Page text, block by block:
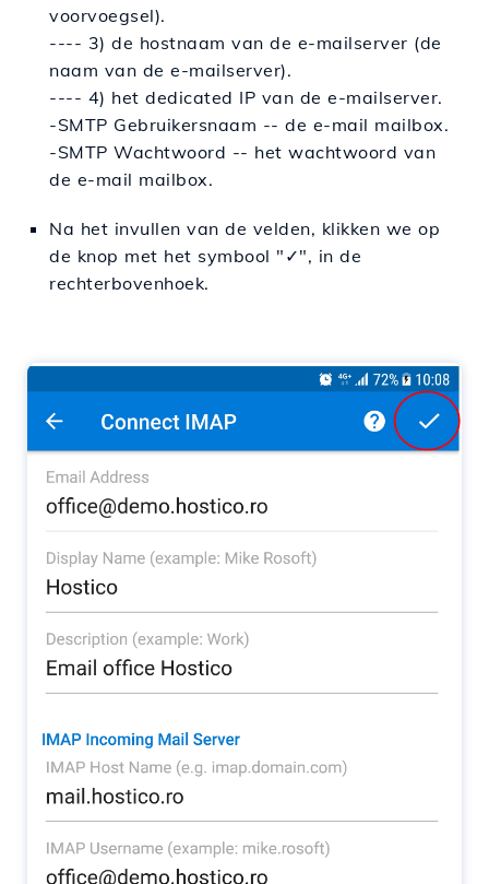
voorvoegsel).
---- 3) de hostnaam van de e-mailserver (de
naam van de e-mailserver).
---- 4) het dedicated IP van de e-mailserver.
-SMTP Gebruikersnaam -- de e-mail mailbox.
-SMTP Wachtwoord -- het wachtwoord van
de e-mail mailbox.
Na het invullen van de velden, klikken we op
de knop met het symbool " ✓", in de
rechterbovenhoek.